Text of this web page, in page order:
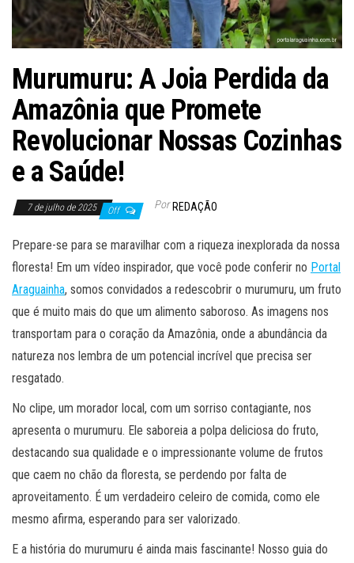
Murumuru: A Joia Perdida da
Amazônia que Promete
Revolucionar Nossas Cozinhas
e a Saúde!
7 de julho de 2025 Off Por REDAÇÃO
Prepare-se para se maravilhar com a riqueza inexplorada da nossa
floresta! Em um vídeo inspirador, que você pode conferir no Portal
Araguainha, somos convidados a redescobrir o murumuru, um fruto
que é muito mais do que um alimento saboroso. As imagens nos
transportam para o coração da Amazônia, onde a abundância da
natureza nos lembra de um potencial incrível que precisa ser
resgatado.
No clipe, um morador local, com um sorriso contagiante, nos
apresenta o murumuru. Ele saboreia a polpa deliciosa do fruto,
destacando sua qualidade e o impressionante volume de frutos
que caem no chão da floresta, se perdendo por falta de
aproveitamento. É um verdadeiro celeiro de comida, como ele
mesmo afirma, esperando para ser valorizado.
E a história do murumuru é ainda mais fascinante! Nosso guia do